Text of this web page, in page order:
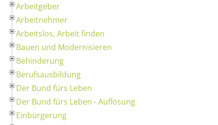
Arbeitgeber
Arbeitnehmer
Arbeitslos, Arbeit finden
Bauen und Modernisieren
Behinderung
Berufsausbildung
Der Bund fürs Leben
Der Bund fürs Leben - Auflösung
Einbürgerung